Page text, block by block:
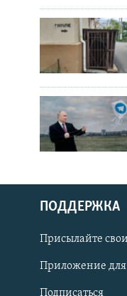
Українською
Qırımtatar
ПОДДЕРЖКА
Присылайте
Приложение
Подписаться